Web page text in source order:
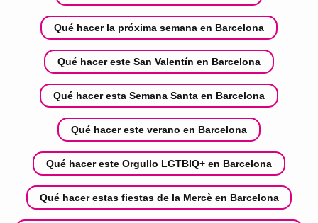
Qué hacer la próxima semana en Barcelona
Qué hacer este San Valentín en Barcelona
Qué hacer esta Semana Santa en Barcelona
Qué hacer este verano en Barcelona
Qué hacer este Orgullo LGTBIQ+ en Barcelona
Qué hacer estas fiestas de la Mercè en Barcelona